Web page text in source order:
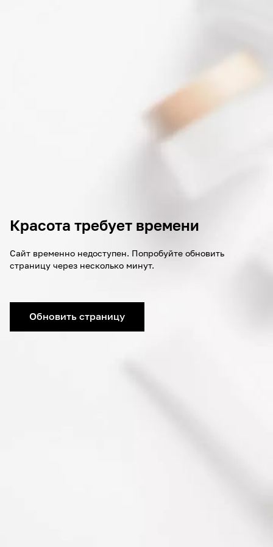
Красота требует времени
Сайт временно недоступен. Попробуйте обновить
страницу через несколько минут.
Обновить страницу